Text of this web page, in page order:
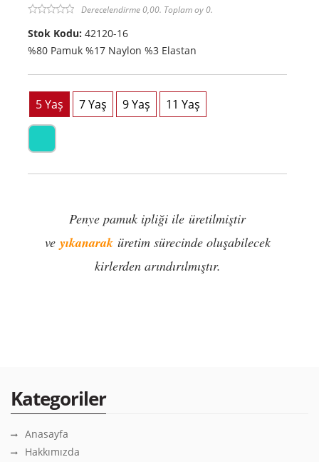
Derecelendirme 0,00. Toplam oy 0.
Stok Kodu: 42120-16
%80 Pamuk %17 Naylon %3 Elastan
Penye pamuk ipliği ile üretilmiştir
ve yıkanaraküretim sürecinde oluşabilecek
kirlerden arındırılmıştır.
Kategoriler
Anasayfa
Hakkımızda